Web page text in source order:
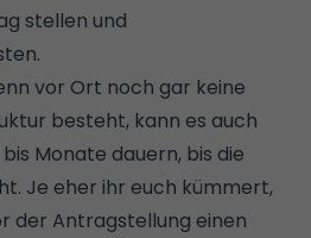
stellen und
.
vor Ort noch gar keine
besteht, kann es auch
Monate dauern, bis die
Je eher ihr euch kümmert,
der Antragstellung einen